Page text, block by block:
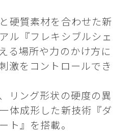
硬質素材を合わせた新
ル『フレキシブルシェ
る場所や力のかけ方に
激をコントロールでき
リング形状の硬度の異
体成形した新技術『ダ
ト』を搭載。